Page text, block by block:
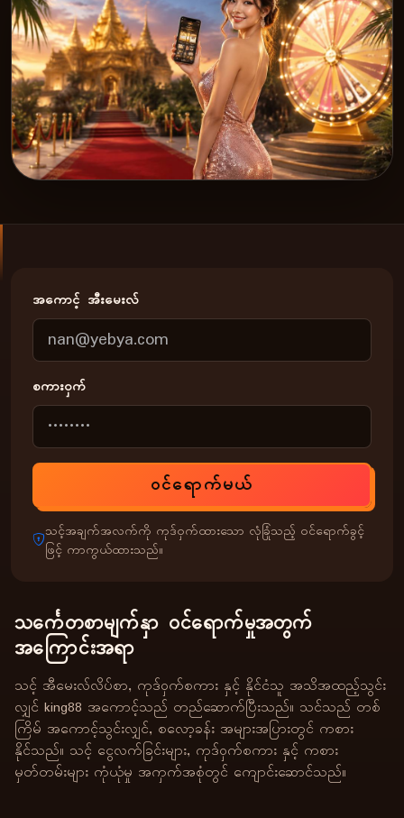
သင်္ကေတစာမျက်နှာ ဝင်ရောက်မှုအတွက်
အကြောင်းအရာ
သင့် အီမေးလ်လိပ်စာ, ကုဒ်ဝှက်စကား နှင့် နိုင်ငံသူ အသိအထည့်သွင်း
လျှင် king88 အကောင့်သည် တည်ဆောက်ပြီးသည်။ သင်သည် တစ်
ကြိမ် အကောင့်သွင်းလျှင်, စလော့ခန်း အများအပြားတွင် ကစား
နိုင်သည်။ သင့် ငွေလက်ခြင်းများ, ကုဒ်ဝှက်စကား နှင့် ကစား
မှတ်တမ်းများ ကုံယုံမှု အကှက်အစုံတွင် ကျောင်းဆောင်သည်။
အကောင့် အီးမေးလ်
စကားဝှက်
ဝင်ရောက်မယ်
သင့်အချက်အလက်ကို ကုဒ်ဝှက်ထားသော လုံခြုံသည့် ဝင်ရောက်ခွင့်
ဖြင့် ကာကွယ်ထားသည်။